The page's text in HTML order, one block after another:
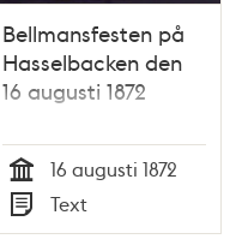
Bellmansfesten på
Hasselbacken den
16 augusti 1872
Tid
16 augusti 1872
Typ
Text